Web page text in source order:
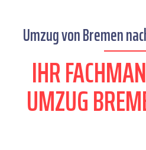
Umzug von Bremen
IHR
UMZUG